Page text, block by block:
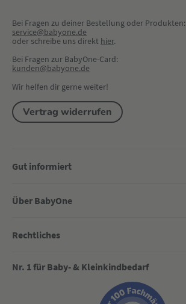
Bei Fragen zu deiner Bestellung oder Produkten:
service@babyone.de
oder schreibe uns direkt hier.
Bei Fragen zur BabyOne-Card:
kunden@babyone.de
Wir helfen dir gerne weiter!
Vertrag widerrufen
Gut informiert
Über BabyOne
Rechtliches
Nr. 1 für Baby- & Kleinkindbedarf